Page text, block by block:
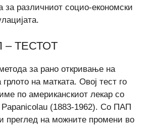
за различниот социо-економски
– ТЕСТОТ
за рано откривање на
на матката. Овој тест го
по американскиот лекар со
Papanicolau (1883-1962). Со ПАП
преглед на можните промени во